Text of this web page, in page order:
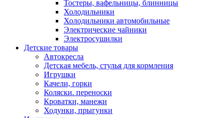
Тостеры, вафельницы, блинницы
Холодильники
Холодильники автомобильные
Электрические чайники
Электросушилки
Детские товары
Автокресла
Детская мебель, стулья для кормления
Игрушки
Качели, горки
Коляски. переноски
Кроватки, манежи
Ходунки, прыгунки